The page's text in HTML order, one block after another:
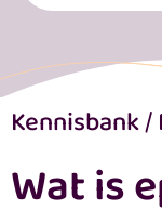
Kennisbank/
Wat is